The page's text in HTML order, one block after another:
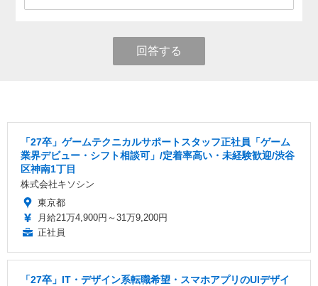
回答する
「27卒」ゲームテクニカルサポートスタッフ正社員「ゲーム
業界デビュー・シフト相談可」/定着率高い・未経験歓迎/渋谷
区神南1丁目
株式会社キソシン
東京都
月給21万4,900円～31万9,200円
正社員
「27卒」IT・デザイン系転職希望・スマホアプリのUIデザイ